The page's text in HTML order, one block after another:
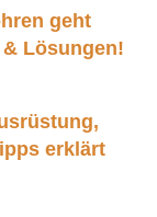
geht
Lösungen!
erklärt